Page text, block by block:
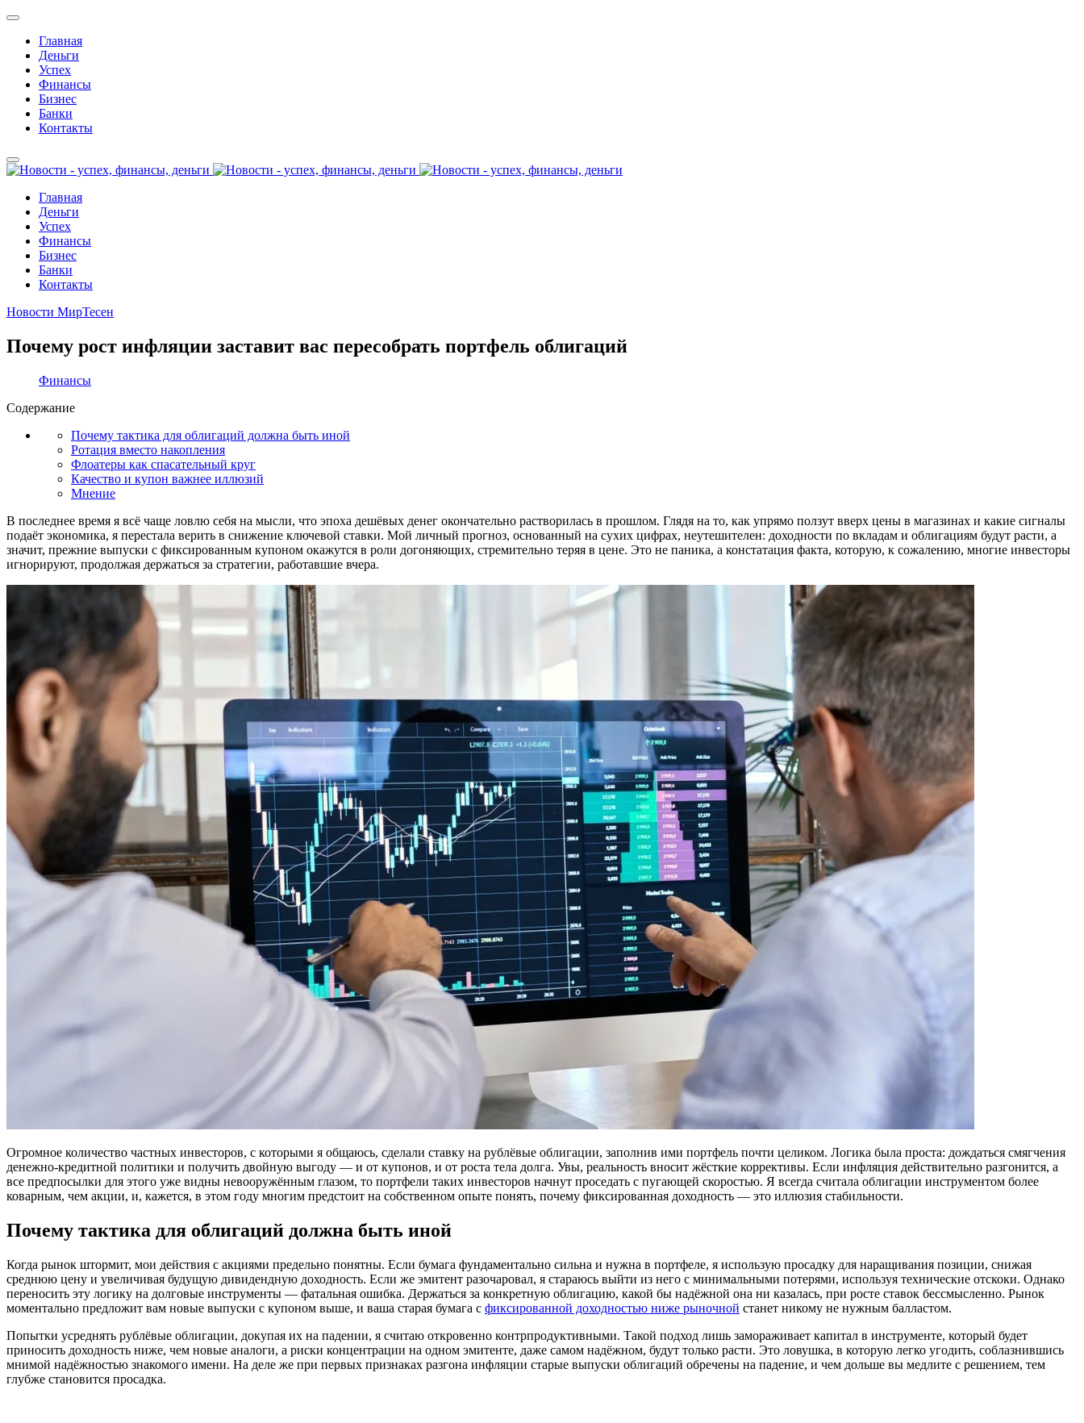
Главная
Деньги
Успех
Финансы
Бизнес
Банки
Контакты
Главная
Деньги
Успех
Финансы
Бизнес
Банки
Контакты
Новости МирТесен
Почему рост инфляции заставит вас пересобрать портфель облигаций
Финансы
Содержание
Почему тактика для облигаций должна быть иной
Ротация вместо накопления
Флоатеры как спасательный круг
Качество и купон важнее иллюзий
Мнение
В последнее время я всё чаще ловлю себя на мысли, что эпоха дешёвых денег окончательно растворилась в прошлом. Глядя на то, как упрямо ползут вверх цены в магазинах и какие сигналы
подаёт экономика, я перестала верить в снижение ключевой ставки. Мой личный прогноз, основанный на сухих цифрах, неутешителен: доходности по вкладам и облигациям будут расти, а
значит, прежние выпуски с фиксированным купоном окажутся в роли догоняющих, стремительно теряя в цене. Это не паника, а констатация факта, которую, к сожалению, многие инвесторы
игнорируют, продолжая держаться за стратегии, работавшие вчера.
Огромное количество частных инвесторов, с которыми я общаюсь, сделали ставку на рублёвые облигации, заполнив ими портфель почти целиком. Логика была проста: дождаться смягчения
денежно-кредитной политики и получить двойную выгоду — и от купонов, и от роста тела долга. Увы, реальность вносит жёсткие коррективы. Если инфляция действительно разгонится, а
все предпосылки для этого уже видны невооружённым глазом, то портфели таких инвесторов начнут проседать с пугающей скоростью. Я всегда считала облигации инструментом более
коварным, чем акции, и, кажется, в этом году многим предстоит на собственном опыте понять, почему фиксированная доходность — это иллюзия стабильности.
Почему тактика для облигаций должна быть иной
Когда рынок штормит, мои действия с акциями предельно понятны. Если бумага фундаментально сильна и нужна в портфеле, я использую просадку для наращивания позиции, снижая
среднюю цену и увеличивая будущую дивидендную доходность. Если же эмитент разочаровал, я стараюсь выйти из него с минимальными потерями, используя технические отскоки. Однако
переносить эту логику на долговые инструменты — фатальная ошибка. Держаться за конкретную облигацию, какой бы надёжной она ни казалась, при росте ставок бессмысленно. Рынок
моментально предложит вам новые выпуски с купоном выше, и ваша старая бумага с фиксированной доходностью ниже рыночной станет никому не нужным балластом.
Попытки усреднять рублёвые облигации, докупая их на падении, я считаю откровенно контрпродуктивными. Такой подход лишь замораживает капитал в инструменте, который будет
приносить доходность ниже, чем новые аналоги, а риски концентрации на одном эмитенте, даже самом надёжном, будут только расти. Это ловушка, в которую легко угодить, соблазнившись
мнимой надёжностью знакомого имени. На деле же при первых признаках разгона инфляции старые выпуски облигаций обречены на падение, и чем дольше вы медлите с решением, тем
глубже становится просадка.